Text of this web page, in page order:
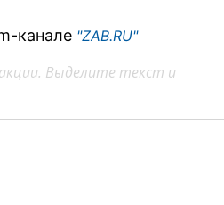
канале "ZAB.RU"
Выделите текст и